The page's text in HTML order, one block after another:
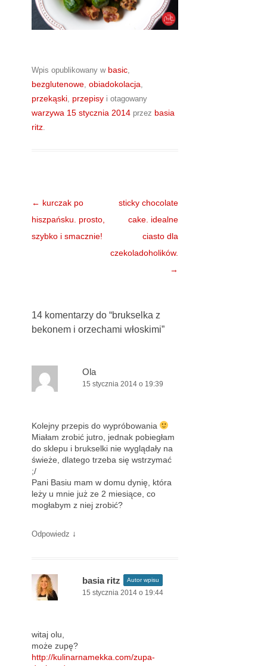
Wpis opublikowany w basic,
bezglutenowe, obiadokolacja
przekąski, przepisyi otagowany
warzywa 15 stycznia 2014przez basia
ritz.
Nawigacja
wpisu
← kurczak po
hiszpańsku. prosto,
szybko i smacznie!
sticky chocolate
cake. idealne
ciasto dla
czekoladoholików.
→
14 komentarzy do “brukselka z
bekonem i orzechami włoskimi”
Ola
15 stycznia 2014 o 19:39
Kolejny przepis do wypróbowania
Miałam zrobić jutro, jednak pobiegłam
do sklepu i brukselki nie wyglądały na
świeże, dlatego trzeba się wstrzymać
;/
Pani Basiu mam w domu dynię, która
leży u mnie już ze 2 miesiące, co
mogłabym z niej zrobić?
Odpowiedz ↓
basia ritz Autor wpisu
15 stycznia 2014 o 19:44
witaj olu,
może zupę?
http://kulinarnamekka.com/zupa-